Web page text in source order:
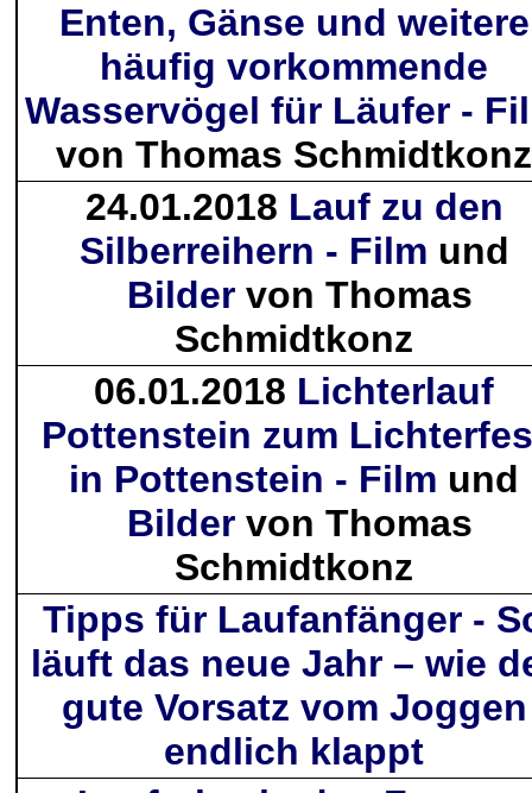
Enten, Gänse und weitere
häufig vorkommende
Wasservögel für Läufer -
von Thomas Schmidtkonz
24.01.2018 Lauf zu den
Silberreihern - Film und
Bildervon Thomas
Schmidtkonz
06.01.2018 Lichterlauf
Pottenstein zum
in Pottenstein - Film und
Bildervon Thomas
Schmidtkonz
Tipps für Laufanfänger -
läuft das neue Jahr – wie
gute Vorsatz vom Joggen
endlich klappt